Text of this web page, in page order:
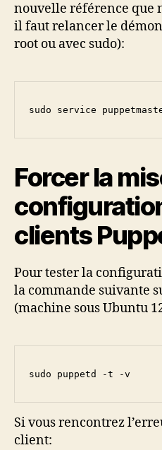
nouvelle référence que
il faut relancer le
root ou avec sudo):
sudo service
Forcer la
clients
Pour tester la
la commande suivante
(machine sous Ubuntu
sudo puppetd -t -v
Si vous rencontrez
client: